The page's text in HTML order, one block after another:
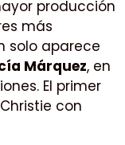
producción
más
solo aparece
Márquez, en
El primer
con